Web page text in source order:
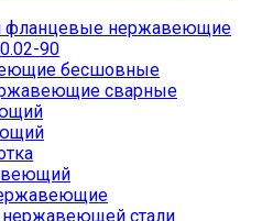
фланцевые нержавеющие
90
бесшовные
сварные
стали